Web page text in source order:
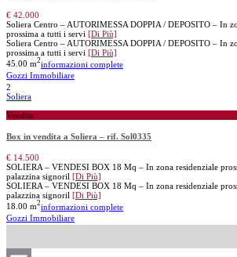
€ 42.000
Soliera Centro – AUTORIMESSA DOPPIA / DEPOSITO – In
prossima a tutti i servi [Di Più]
Soliera Centro – AUTORIMESSA DOPPIA / DEPOSITO – In
prossima a tutti i servi [Di Più]
45.00 m2informazioni complete
Gozzi Immobiliare
2
Soliera
Vendita
Box in vendita a Soliera – rif. Sol0335
€ 14.500
SOLIERA – VENDESI BOX 18 Mq – In zona residenziale
palazzina signoril [Di Più]
SOLIERA – VENDESI BOX 18 Mq – In zona residenziale
palazzina signoril [Di Più]
18.00 m2informazioni complete
Gozzi Immobiliare